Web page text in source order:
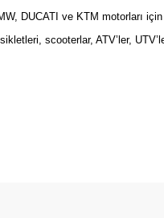
DUCATI ve KTM motorları
scooterlar, ATV’ler,